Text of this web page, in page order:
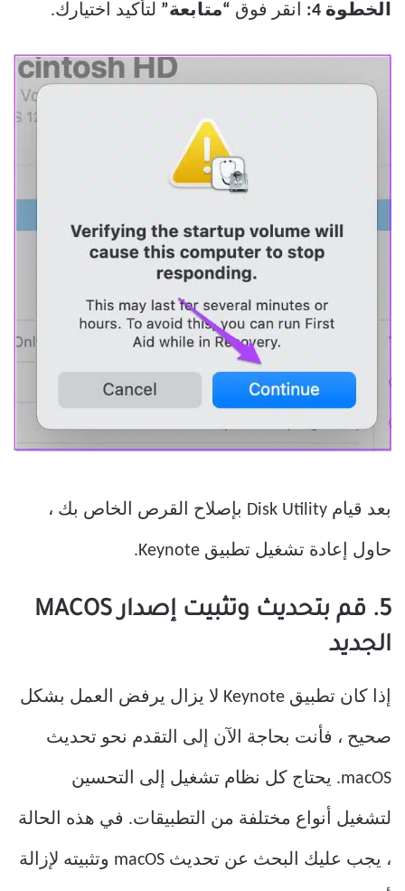
الخطوة 4: انقر فوق “متابعة” لتأكيد اختيارك.
بعد قيام Disk Utility بإصلاح القرص الخاص بك ،
حاول إعادة تشغيل تطبيق Keynote.
5. قم بتحديث وتثبيت إصدار MACOS
الجديد
إذا كان تطبيق Keynote لا يزال يرفض العمل بشكل
صحيح ، فأنت بحاجة الآن إلى التقدم نحو تحديث
macOS. يحتاج كل نظام تشغيل إلى التحسين
لتشغيل أنواع مختلفة من التطبيقات. في هذه الحالة
، يجب عليك البحث عن تحديث macOS وتثبيته لإزالة